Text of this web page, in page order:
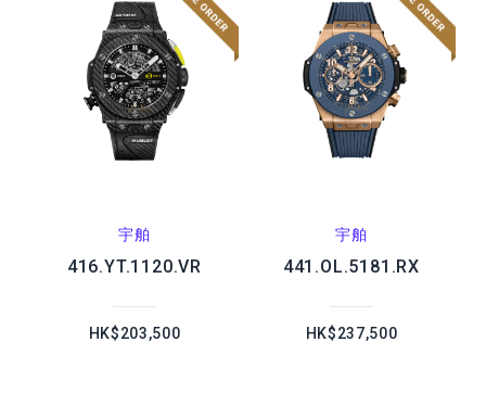
宇舶
416.YT.1120.VR
HK$203,500
宇舶
441.OL.5181.RX
HK$237,500